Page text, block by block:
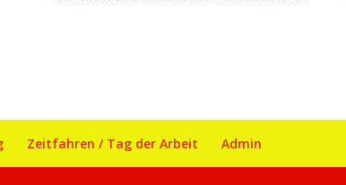
Zeitfahren / Tag der Arbeit Admin